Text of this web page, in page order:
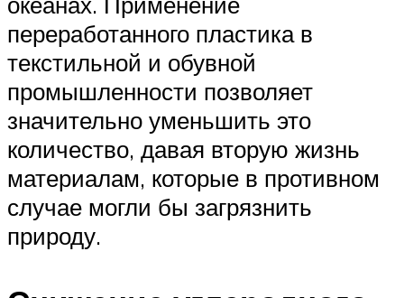
переработанного пластика в
текстильной и обувной
промышленности позволяет
значительно уменьшить это
количество, давая вторую жизнь
материалам, которые в противном
случае могли бы загрязнить
природу.